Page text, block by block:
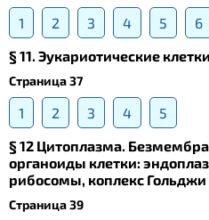
1 2 3 4 5
6
§ 11. Эукариотические клетки
Страница 37
1 2 3 4
5
§ 12 Цитоплазма.
органоиды клетки:
рибосомы, коплекс Гольджи
Страница 39